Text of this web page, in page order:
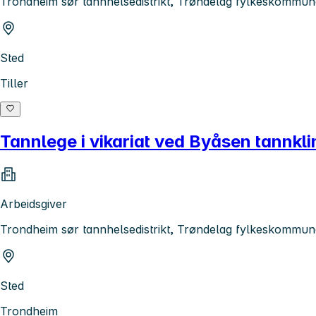
Sted
Tiller
Tannlege i vikariat ved Byåsen
Arbeidsgiver
Trondheim sør tannhelsedistrikt, Trøndelag
Sted
Trondheim